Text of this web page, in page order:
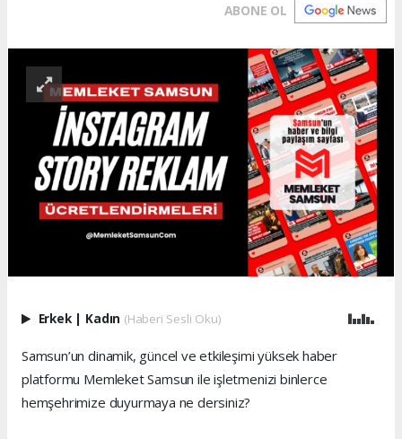
ABONE OL
Erkek Kadın (Haberi Sesli Oku)
Samsun’un dinamik, güncel ve etkileşimi yüksek haber
platformu Memleket Samsun ile işletmenizi binlerce
hemşehrimize duyurmaya ne dersiniz?